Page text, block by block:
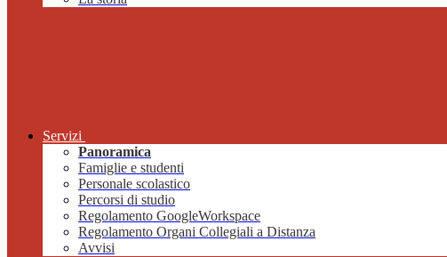
Servizi
Panoramica
Famiglie e studenti
Personale scolastico
Percorsi di studio
Regolamento GoogleWorkspace
Regolamento Organi Collegiali a Distanza
Avvisi